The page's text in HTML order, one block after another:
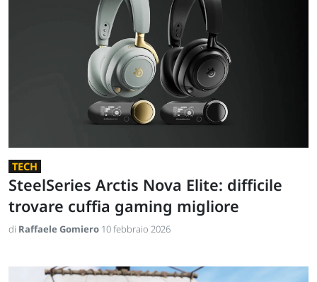
TECH
SteelSeries Arctis Nova Elite: difficile
trovare cuffia gaming migliore
di Raffaele Gomiero 10 febbraio 2026